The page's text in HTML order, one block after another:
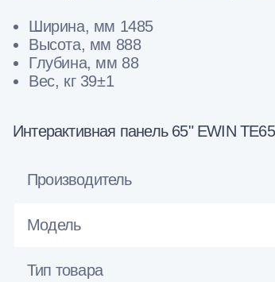
Ширина, мм 1485
Высота, мм 888
Глубина, мм 88
Вес, кг 39±1
Интерактивная панель 65" EWIN
Производитель
Модель
Тип товара